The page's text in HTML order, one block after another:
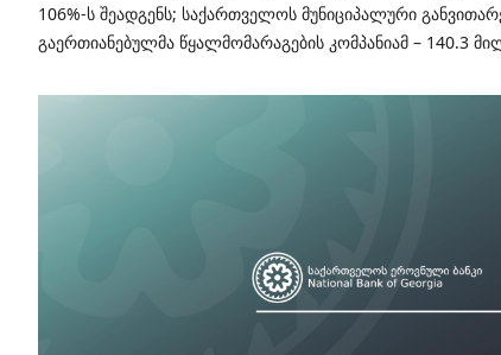
106%-ს შეადგენს; საქართველოს მუნიციპალური
გაერთიანებულმა წყალმომარაგების კომპანიამ – 140.3